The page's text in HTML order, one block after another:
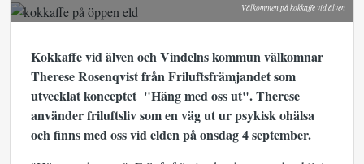
Välkommen på kokkaffe vid älven
Kokkaffe vid älven och Vindelns kommun välkomnar
Therese Rosenqvist från Friluftsfrämjandet som
utvecklat konceptet "Häng med oss ut". Therese
använder friluftsliv som en väg ut ur psykisk ohälsa
och finns med oss vid elden på onsdag 4 september.